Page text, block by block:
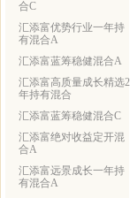
合C
汇添富优势行业一年持
有混合A
汇添富蓝筹稳健混合A
汇添富高质量成长精选2
年持有混合
汇添富蓝筹稳健混合C
汇添富绝对收益定开混
合A
汇添富远景成长一年持
有混合A